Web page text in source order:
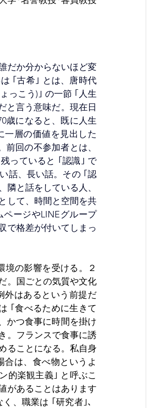
だか分からないほど変
｢古希｣ とは、唐時代
っこう)｣ の一節 ｢人生
と言う意味だ。現在日
歳になると、既に人生
一層の価値を見出した
回の不参加者とは、
っていると ｢認識｣ で
話、長い話。その ｢認
と話をしている人、
して、時間と空間を共
ージやLINEグループ
で格差が付いてしまっ
境の影響を受ける。２
。国ごとの気質や文化
外はあるという前提だ
｢食べるために生きて
かつ食事に時間を掛け
。フランスで食事に誘
ることになる。私自身
は、食べ物というよ
的楽観主義｣ と呼ぶこ
があることはあります
、職業は ｢研究者｣、